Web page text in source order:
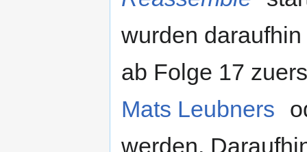
wurden
ab Folge 17
Mats Leubners
werden.